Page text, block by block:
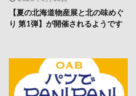
【夏の北海道物産展と北の味めぐ
り 第1弾】が開催されるようです